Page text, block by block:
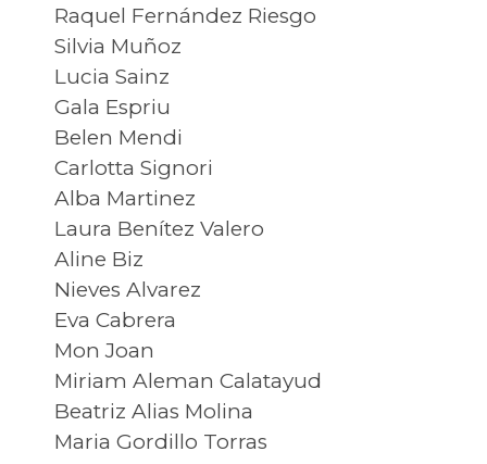
Raquel Fernández Riesgo
Silvia Muñoz
Lucia Sainz
Gala Espriu
Belen Mendi
Carlotta Signori
Alba Martinez
Laura Benítez Valero
Aline Biz
Nieves Alvarez
Eva Cabrera
Mon Joan
Miriam Aleman Calatayud
Beatriz Alias Molina
Maria Gordillo Torras